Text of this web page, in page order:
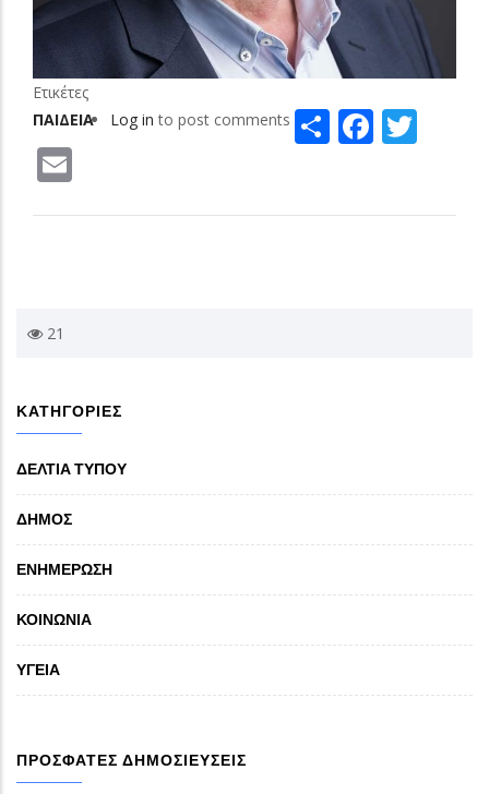
Ετικέτες
ΠΑΙΔΕΙΑ
Log in to post comments Share
21
ΚΑΤΗΓΟΡΙΕΣ
ΔΕΛΤΙΑ ΤΥΠΟΥ
ΔΗΜΟΣ
ΕΝΗΜΕΡΩΣΗ
ΚΟΙΝΩΝΙΑ
ΥΓΕΙΑ
ΠΡΟΣΦΑΤΕΣ ΔΗΜΟΣΙΕΥΣΕΙΣ